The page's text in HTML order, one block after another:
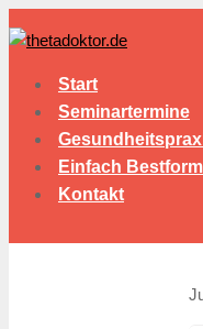
Start
Seminartermine
Einfach Bestform
Kontakt